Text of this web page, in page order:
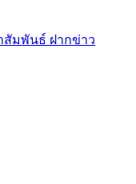
าสัมพันธ์ ฝากข่าว